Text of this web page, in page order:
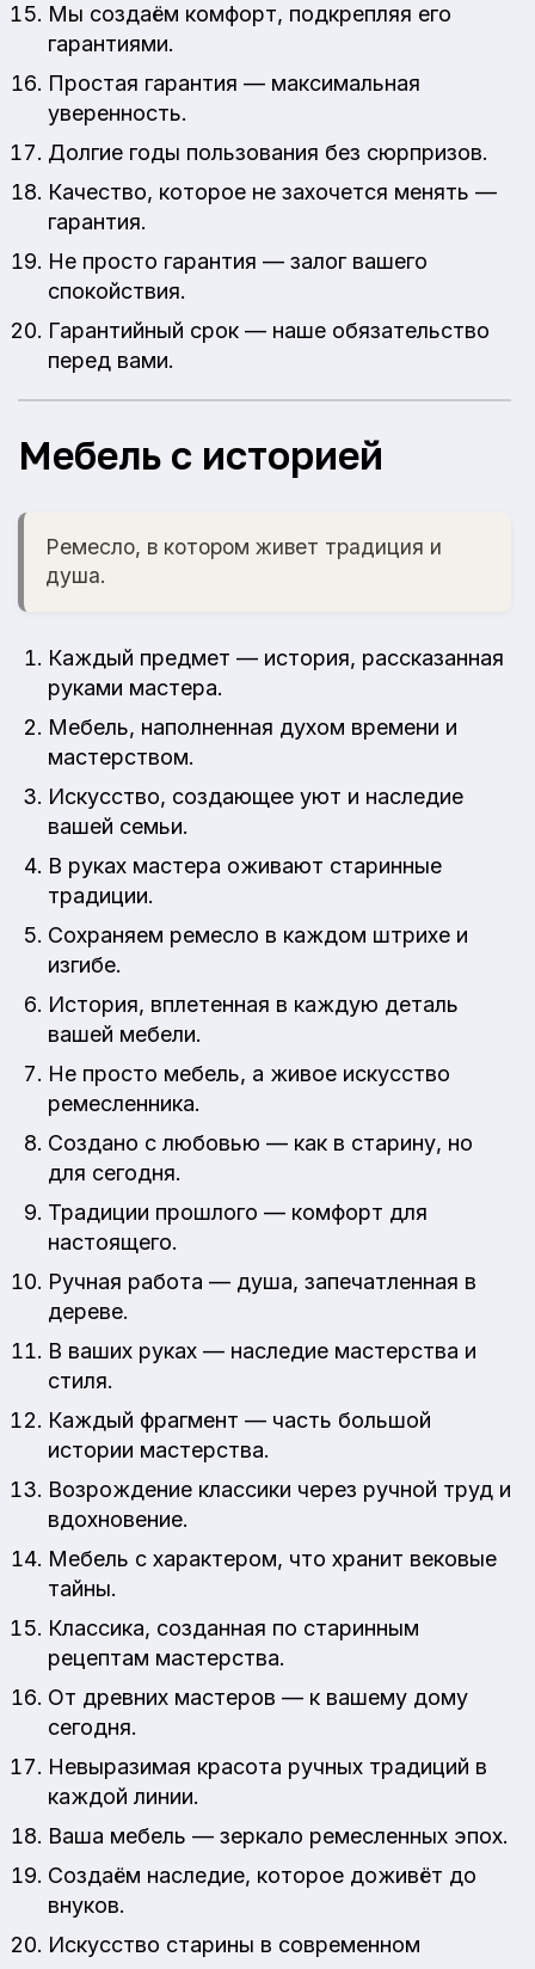
Мы создаём комфорт, подкрепляя его
гарантиями.
Простая гарантия — максимальная
уверенность.
Долгие годы пользования без сюрпризов.
Качество, которое не захочется менять —
гарантия.
Не просто гарантия — залог вашего
спокойствия.
Гарантийный срок — наше обязательство
перед вами.
Мебель с историей
Ремесло, в котором живет традиция и
душа.
Каждый предмет — история, рассказанная
руками мастера.
Мебель, наполненная духом времени и
мастерством.
Искусство, создающее уют и наследие
вашей семьи.
В руках мастера оживают старинные
традиции.
Сохраняем ремесло в каждом штрихе и
изгибе.
История, вплетенная в каждую деталь
вашей мебели.
Не просто мебель, а живое искусство
ремесленника.
Создано с любовью — как в старину, но
для сегодня.
Традиции прошлого — комфорт для
настоящего.
Ручная работа — душа, запечатленная в
дереве.
В ваших руках — наследие мастерства и
стиля.
Каждый фрагмент — часть большой
истории мастерства.
Возрождение классики через ручной труд и
вдохновение.
Мебель с характером, что хранит вековые
тайны.
Классика, созданная по старинным
рецептам мастерства.
От древних мастеров — к вашему дому
сегодня.
Невыразимая красота ручных традиций в
каждой линии.
Ваша мебель — зеркало ремесленных эпох.
Создаём наследие, которое доживёт до
внуков.
Искусство старины в современном